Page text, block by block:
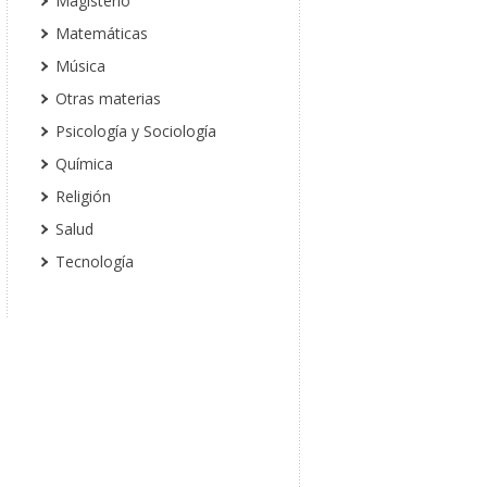
Matemáticas
Música
Otras materias
Psicología y Sociología
Química
Religión
Salud
Tecnología